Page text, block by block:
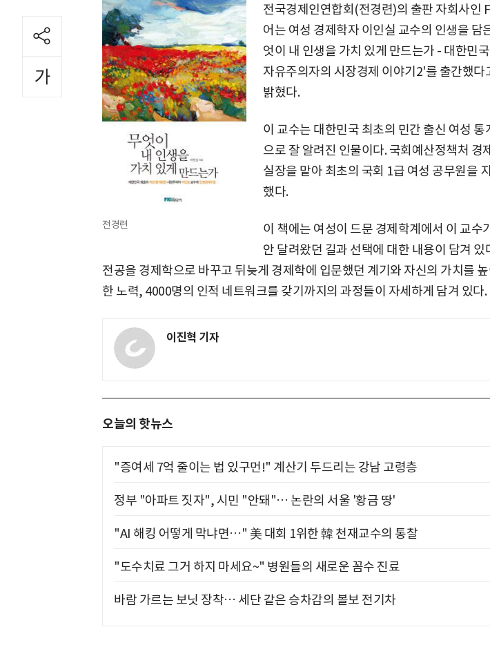
전경련
전국경제인연합회(전경련)의 출판 자회사인
어는 여성 경제학자 이인실 교수의 인생을 담
엇이 내 인생을 가치 있게 만드는가 - 대한민
자유주의자의 시장경제 이야기2'를 출간했다
밝혔다.
이 교수는 대한민국 최초의 민간 출신 여성 통
으로 잘 알려진 인물이다. 국회예산정책처 경
실장을 맡아 최초의 국회 1급 여성 공무원을
했다.
이 책에는 여성이 드문 경제학계에서 이 교수
안 달려왔던 길과 선택에 대한 내용이 담겨 있
전공을 경제학으로 바꾸고 뒤늦게 경제학에 입문했던 계기와 자신의 가치를
한 노력, 4000명의 인적 네트워크를 갖기까지의 과정들이 자세하게 담겨 있다.
이진혁 기자
오늘의 핫뉴스
"증여세 7억 줄이는 법 있구먼!" 계산기 두드리는 강남 고령층
정부 "아파트 짓자", 시민 "안돼"… 논란의 서울 '황금 땅'
"AI 해킹 어떻게 막냐면…" 美 대회 1위한 韓 천재교수의 통찰
"도수치료 그거 하지 마세요~" 병원들의 새로운 꼼수 진료
바람 가르는 보닛 장착… 세단 같은 승차감의 볼보 전기차